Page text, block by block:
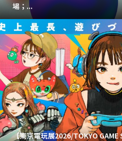
場；...
【東京電玩展2026/TOKYO